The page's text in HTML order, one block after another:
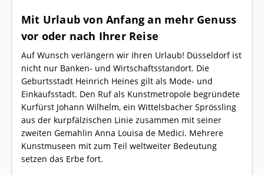
Mit Urlaub von Anfang an mehr Genuss
vor oder nach Ihrer Reise
Auf Wunsch verlängern wir Ihren Urlaub! Düsseldorf ist
nicht nur Banken- und Wirtschaftsstandort. Die
Geburtsstadt Heinrich Heines gilt als Mode- und
Einkaufsstadt. Den Ruf als Kunstmetropole begründete
Kurfürst Johann Wilhelm, ein Wittelsbacher Sprössling
aus der kurpfälzischen Linie zusammen mit seiner
zweiten Gemahlin Anna Louisa de Medici. Mehrere
Kunstmuseen mit zum Teil weltweiter Bedeutung
setzen das Erbe fort.